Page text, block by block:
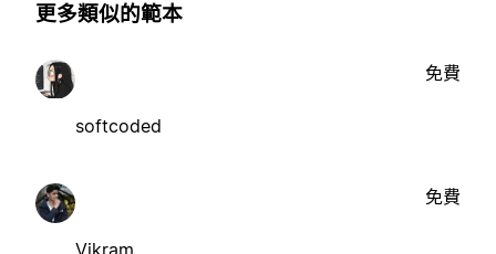
更多類似的範本
softcoded
免費
Vikram
免費